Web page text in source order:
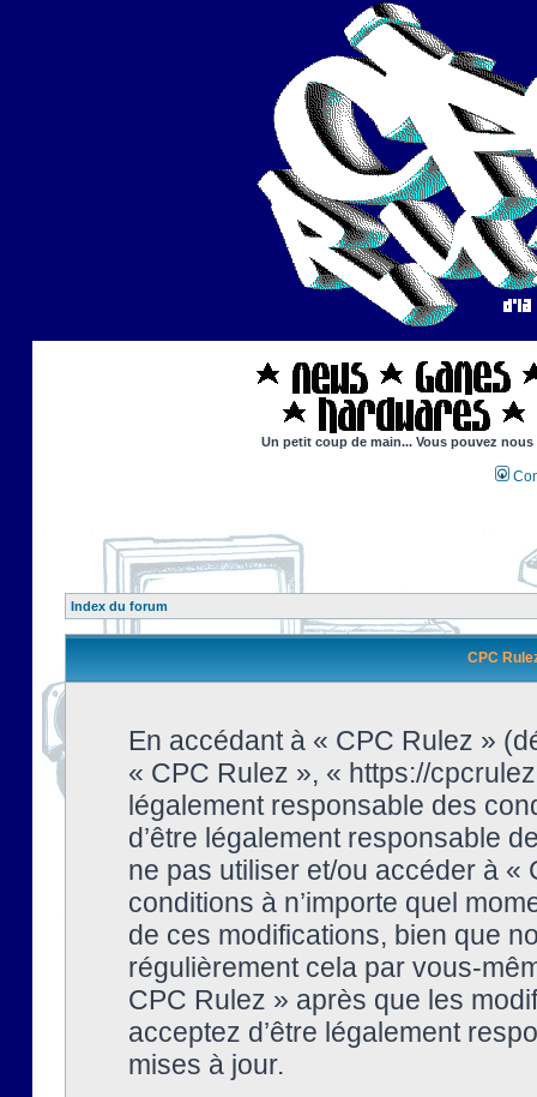
Un petit coup de main... Vous pouvez
Index du forum
CPC
En accédant à « CPC Rulez »
« CPC Rulez », « https://
légalement responsable des
d’être légalement responsable
ne pas utiliser et/ou accéder à
conditions à n’importe quel
de ces modifications, bien que
régulièrement cela par vous-
CPC Rulez » après que les
acceptez d’être légalement
mises à jour.